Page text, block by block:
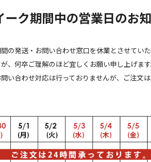
ーク期間中の営業日のお
の発送・お問い合わせ窓口を休業とさせていた
、何卒ご理解のほど宜しくお願い申し上げます
い合わせ対応は行っておりませんが、ご注文